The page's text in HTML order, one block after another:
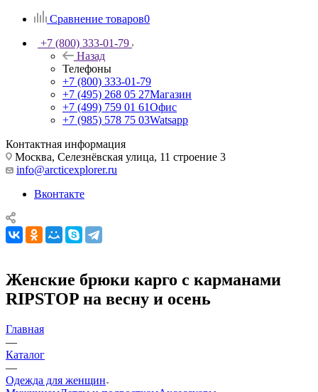
Сравнение товаров0
+7 (800) 333-01-79
Назад
Телефоны
+7 (800) 333-01-79
+7 (495) 268 05 27Магазин
+7 (499) 759 01 61Офис
+7 (985) 578 75 03Watsapp
Контактная информация
Москва, Селезнёвская улица, 11 строение 3
info@arcticexplorer.ru
Вконтакте
Женские брюки карго с карманами
RIPSTOP на весну и осень
Главная
—
Каталог
—
Одежда для женщин